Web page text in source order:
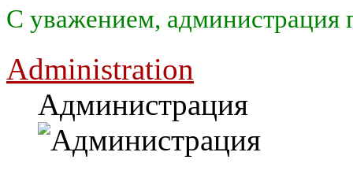
С уважением, администрация
Administration
Администрация